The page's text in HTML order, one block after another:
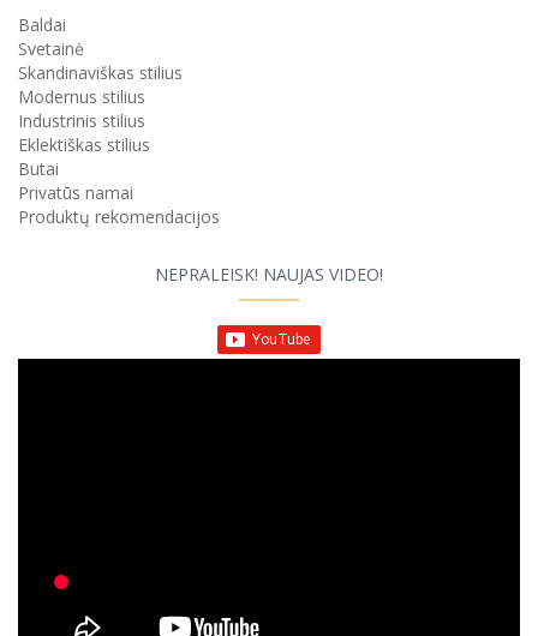
Baldai
Svetainė
Skandinaviškas stilius
Modernus stilius
Industrinis stilius
Eklektiškas stilius
Butai
Privatūs namai
Produktų rekomendacijos
NEPRALEISK! NAUJAS VIDEO!